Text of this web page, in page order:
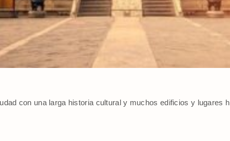
con una larga historia cultural y muchos edificios y lugares